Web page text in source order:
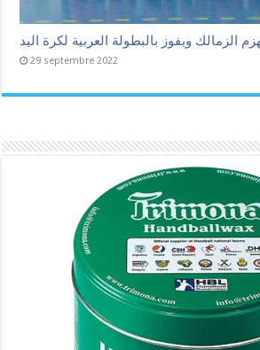
الزمالك ويفوز بالبطولة العربية لكرة اليد
29 septembre 2022